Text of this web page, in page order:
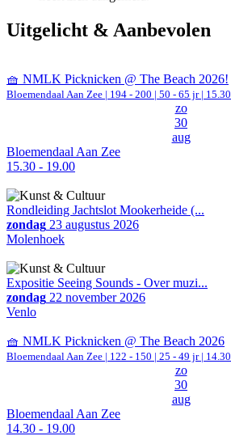
Uitgelicht & Aanbevolen
🧺 NMLK Picknicken @ The Beach 2026!
Bloemendaal Aan Zee | 194 - 200 | 50 - 65 jr |
zo
30
aug
Bloemendaal Aan Zee
15.30 - 19.00
Rondleiding Jachtslot Mookerheide (...
zondag 23 augustus 2026
Molenhoek
Expositie Seeing Sounds - Over muzi...
zondag 22 november 2026
Venlo
🧺 NMLK Picknicken @ The Beach 2026
Bloemendaal Aan Zee | 122 - 150 | 25 - 49 jr |
zo
30
aug
Bloemendaal Aan Zee
14.30 - 19.00